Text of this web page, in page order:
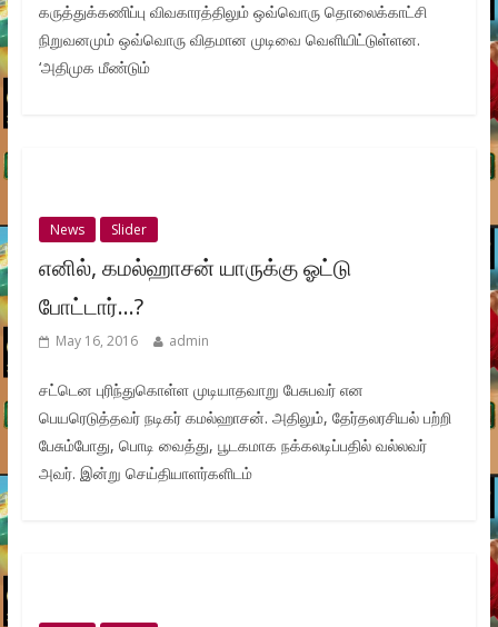
கருத்துக்கணிப்பு விவகாரத்திலும் ஒவ்வொரு தொலைக்காட்சி
நிறுவனமும் ஒவ்வொரு விதமான முடிவை வெளியிட்டுள்ளன.
‘அதிமுக மீண்டும்
News Slider
எனில், கமல்ஹாசன் யாருக்கு ஓட்டு
போட்டார்…?
May 16, 2016 admin
சட்டென புரிந்துகொள்ள முடியாதவாறு பேசுபவர் என
பெயரெடுத்தவர் நடிகர் கமல்ஹாசன். அதிலும், தேர்தலரசியல் பற்றி
பேசும்போது, பொடி வைத்து, பூடகமாக நக்கலடிப்பதில் வல்லவர்
அவர். இன்று செய்தியாளர்களிடம்